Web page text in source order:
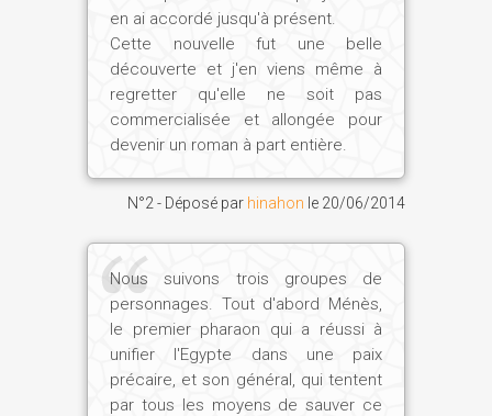
en ai accordé jusqu'à présent.
Cette nouvelle fut une belle
découverte et j'en viens même à
regretter qu'elle ne soit pas
commercialisée et allongée pour
devenir un roman à part entière.
N°2 - Déposé par hinahon le 20/06/2014
Nous suivons trois groupes de
personnages. Tout d'abord Ménès,
le premier pharaon qui a réussi à
unifier l'Egypte dans une paix
précaire, et son général, qui tentent
par tous les moyens de sauver ce